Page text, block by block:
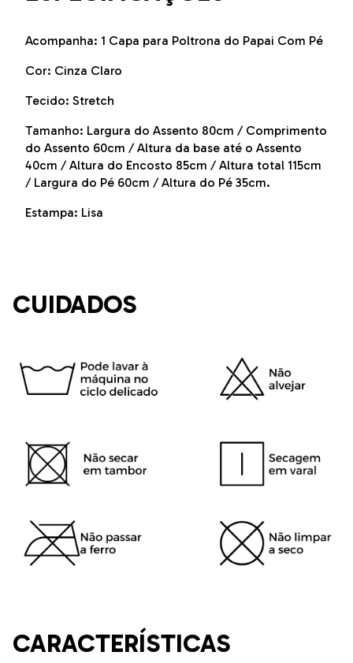
Acompanha: 1 Capa para Poltrona do Papai Com Pé
Cor: Cinza Claro
Tecido: Stretch
Tamanho: Largura do Assento 80cm / Comprimento
do Assento 60cm / Altura da base até o Assento
40cm / Altura do Encosto 85cm / Altura total 115cm
/ Largura do Pé 60cm / Altura do Pé 35cm.
Estampa: Lisa
CUIDADOS
CARACTERÍSTICAS